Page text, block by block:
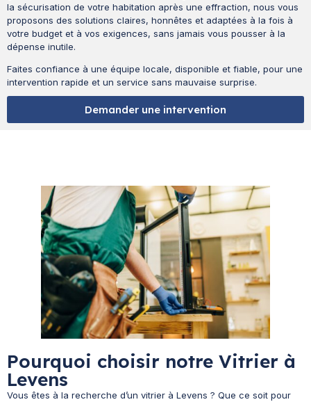
la sécurisation de votre habitation après une effraction, nous vous
proposons des solutions claires, honnêtes et adaptées à la fois à
votre budget et à vos exigences, sans jamais vous pousser à la
dépense inutile.
Faites confiance à une équipe locale, disponible et fiable, pour une
intervention rapide et un service sans mauvaise surprise.
Demander une intervention
Pourquoi choisir notre Vitrier à
Levens
Vous êtes à la recherche d’un vitrier à Levens ? Que ce soit pour